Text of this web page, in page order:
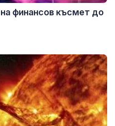
финансов късмет до